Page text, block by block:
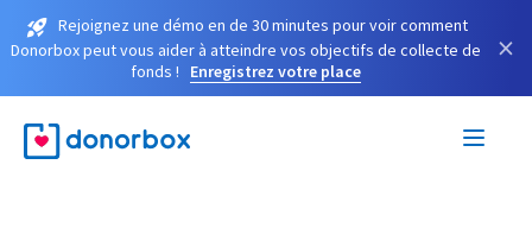
Rejoignez une démo en de 30 minutes pour voir comment
Donorbox peut vous aider à atteindre vos objectifs de collecte de
fonds !
Enregistrez votre place
×